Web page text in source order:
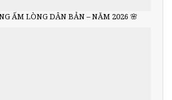
ẤM LÒNG DÂN BẢN – NĂM 2026 🌸